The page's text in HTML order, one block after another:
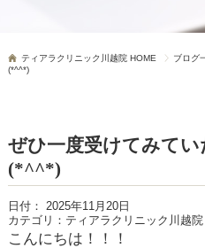
ティアラクリニック川越院 HOME ブログ
(*^^*)
ぜひ一度受けてみて
(*^^*)
日付： 2025年11月20日
カテゴリ： ティアラクリニック川越
こんにちは！！！